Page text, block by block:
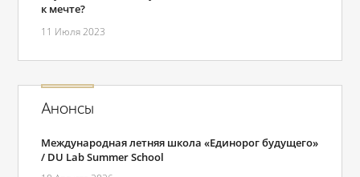
к мечте?
11 Июля 2023
Анонсы
Международная летняя школа «Единорог будущего»
/ DU Lab Summer School